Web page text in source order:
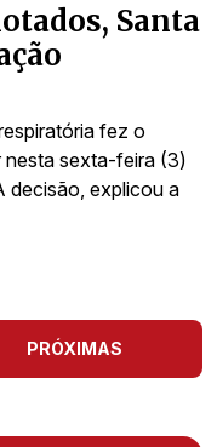
Santa
fez o
nesta sexta-feira (3)
decisão, explicou a
PRÓXIMAS